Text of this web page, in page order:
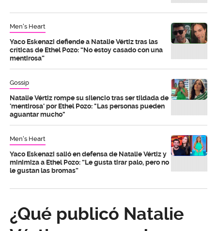
Men's Heart
Yaco Eskenazi defiende a Natalie Vértiz tras las
críticas de Ethel Pozo: “No estoy casado con una
mentirosa”
Gossip
Natalie Vértiz rompe su silencio tras ser tildada de
'mentirosa' por Ethel Pozo: "Las personas pueden
aguantar mucho"
Men's Heart
Yaco Eskenazi salió en defensa de Natalie Vértiz y
minimiza a Ethel Pozo: “Le gusta tirar palo, pero no
le gustan las bromas”
¿Qué publicó Natalie